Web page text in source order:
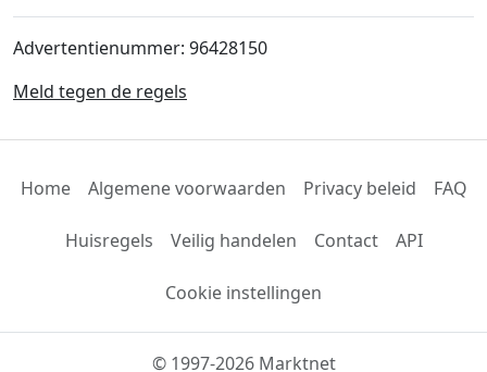
Advertentienummer: 96428150
Meld tegen de regels
Home Algemene voorwaarden Privacy beleid FAQ
Huisregels Veilig handelen Contact API
Cookie instellingen
© 1997-2026 Marktnet